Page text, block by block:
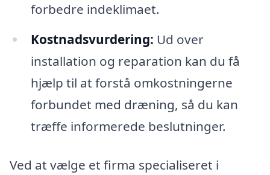
forbedre indeklimaet.
Kostnadsvurdering: Ud over
installation og reparation kan du få
hjælp til at forstå omkostningerne
forbundet med dræning, så du kan
træffe informerede beslutninger.
Ved at vælge et firma specialiseret i